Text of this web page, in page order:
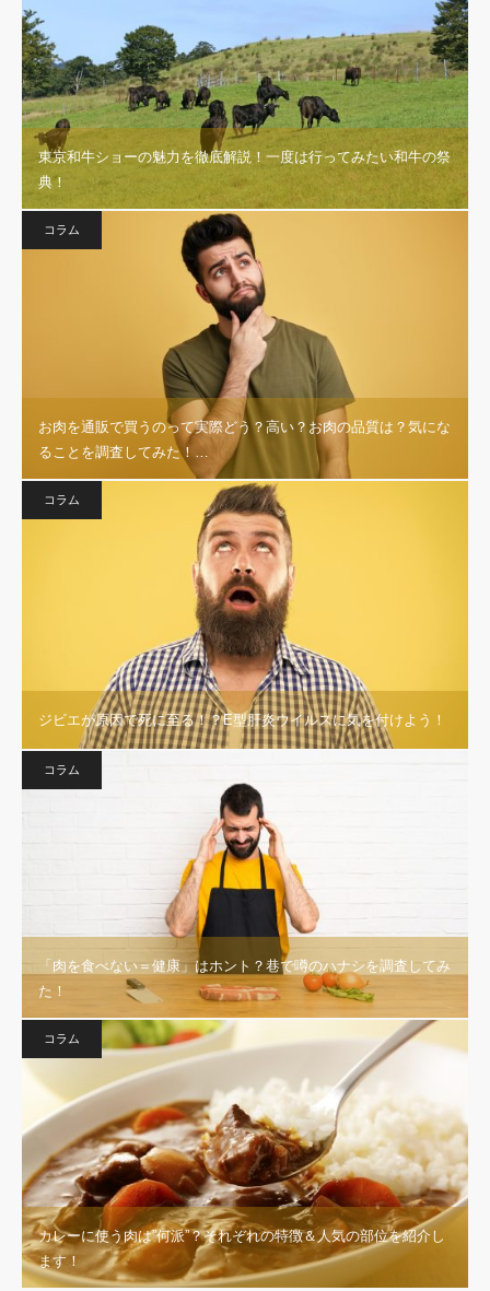
東京和牛ショーの魅力を徹底解説！一度は行ってみたい和牛の祭
典！
コラム
お肉を通販で買うのって実際どう？高い？お肉の品質は？気にな
ることを調査してみた！…
コラム
ジビエが原因で死に至る！？E型肝炎ウイルスに気を付けよう！
コラム
「肉を食べない＝健康」はホント？巷で噂のハナシを調査してみ
た！
コラム
カレーに使う肉は”何派”？それぞれの特徴＆人気の部位を紹介し
ます！